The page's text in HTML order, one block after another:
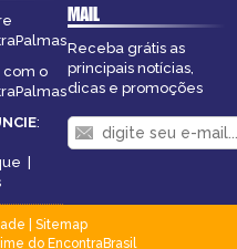
com o
:
|
MAIL
Receba grátis as
principais notícias,
dicas e promoções
Sitemap
do EncontraBrasil